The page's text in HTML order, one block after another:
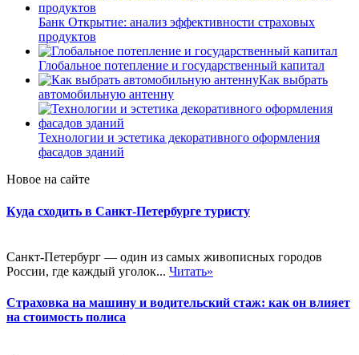
Банк Открытие: анализ эффективности страховых
продуктов
Глобальное потепление и государственный капитал
Как выбрать
автомобильную антенну
Технологии и эстетика декоративного оформления
фасадов зданий
Новое на сайте
Куда сходить в Санкт-Петербурге туристу
Санкт-Петербург — один из самых живописных городов
России, где каждый уголок... Читать»
Страховка на машину и водительский стаж: как он влияет
на стоимость полиса